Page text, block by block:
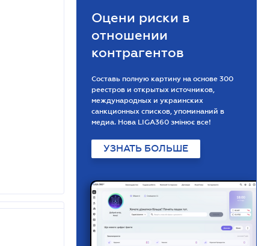
Оцени риски в
отношении
контрагентов
Составь полную картину на основе 300
реестров и открытых источников,
международных и украинских
санкционных списков, упоминаний в
медиа. Нова LIGA360 змінює все!
УЗНАТЬ БОЛЬШЕ